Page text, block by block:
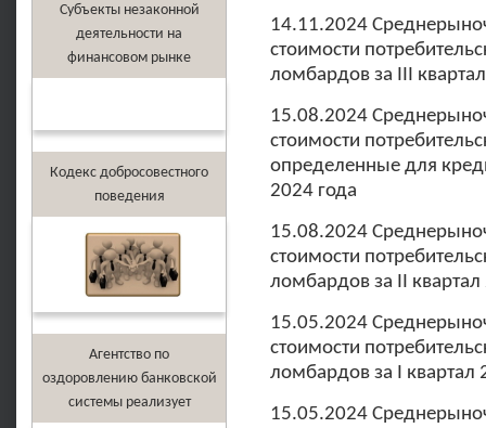
Субъекты незаконной
деятельности на
финансовом рынке
Кодекс добросовестного
поведения
Агентство по
оздоровлению банковской
системы реализует
14.11.2024
стоимости
ломбардов за III
15.08.2024
стоимости
определенные для
2024 года
15.08.2024
стоимости
ломбардов за II квартал
15.05.2024
стоимости
ломбардов за I квартал
15.05.2024